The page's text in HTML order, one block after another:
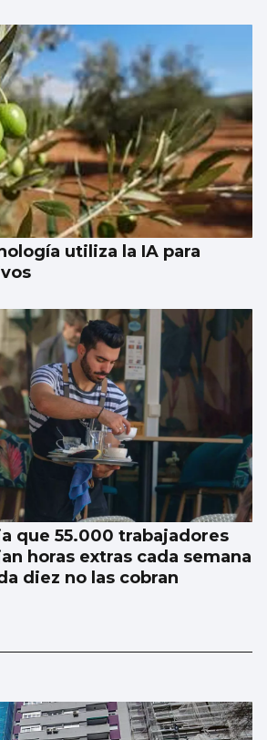
utiliza la IA para
que 55.000 trabajadores
horas extras cada semana
diez no las cobran